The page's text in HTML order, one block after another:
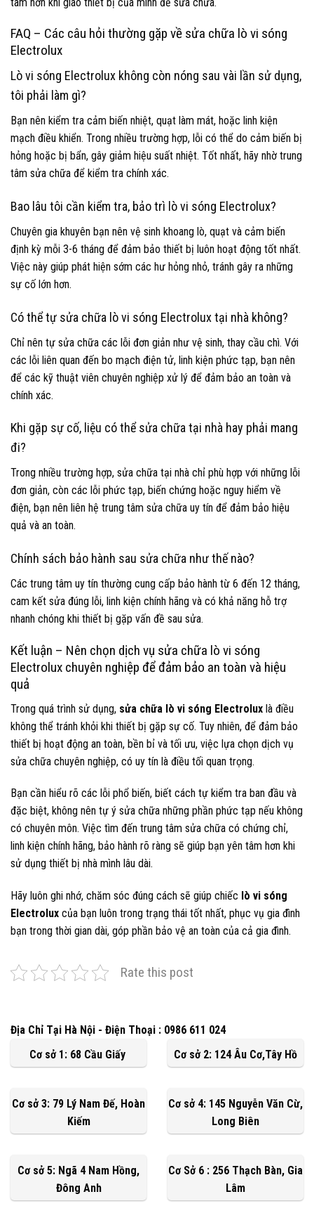
FAQ – Các câu hỏi thường gặp về sửa chữa lò vi sóng
Electrolux
Lò vi sóng Electrolux không còn nóng sau vài lần sử dụng,
tôi phải làm gì?
Bạn nên kiểm tra cảm biến nhiệt, quạt làm mát, hoặc linh kiện
mạch điều khiển. Trong nhiều trường hợp, lỗi có thể do cảm biến bị
hỏng hoặc bị bẩn, gây giảm hiệu suất nhiệt. Tốt nhất, hãy nhờ trung
tâm sửa chữa để kiểm tra chính xác.
Bao lâu tôi cần kiểm tra, bảo trì lò vi sóng Electrolux?
Chuyên gia khuyên bạn nên vệ sinh khoang lò, quạt và cảm biến
định kỳ mỗi 3-6 tháng để đảm bảo thiết bị luôn hoạt động tốt nhất.
Việc này giúp phát hiện sớm các hư hỏng nhỏ, tránh gây ra những
sự cố lớn hơn.
Có thể tự sửa chữa lò vi sóng Electrolux tại nhà không?
Chỉ nên tự sửa chữa các lỗi đơn giản như vệ sinh, thay cầu chì. Với
các lỗi liên quan đến bo mạch điện tử, linh kiện phức tạp, bạn nên
để các kỹ thuật viên chuyên nghiệp xử lý để đảm bảo an toàn và
chính xác.
Khi gặp sự cố, liệu có thể sửa chữa tại nhà hay phải mang
đi?
Trong nhiều trường hợp, sửa chữa tại nhà chỉ phù hợp với những lỗi
đơn giản, còn các lỗi phức tạp, biến chứng hoặc nguy hiểm về
điện, bạn nên liên hệ trung tâm sửa chữa uy tín để đảm bảo hiệu
quả và an toàn.
Chính sách bảo hành sau sửa chữa như thế nào?
Các trung tâm uy tín thường cung cấp bảo hành từ 6 đến 12 tháng,
cam kết sửa đúng lỗi, linh kiện chính hãng và có khả năng hỗ trợ
nhanh chóng khi thiết bị gặp vấn đề sau sửa.
Kết luận – Nên chọn dịch vụ sửa chữa lò vi sóng
Electrolux chuyên nghiệp để đảm bảo an toàn và hiệu
quả
Trong quá trình sử dụng, sửa chữa lò vi sóng Electrolux là điều
không thể tránh khỏi khi thiết bị gặp sự cố. Tuy nhiên, để đảm bảo
thiết bị hoạt động an toàn, bền bỉ và tối ưu, việc lựa chọn dịch vụ
sửa chữa chuyên nghiệp, có uy tín là điều tối quan trọng.
Bạn cần hiểu rõ các lỗi phổ biến, biết cách tự kiểm tra ban đầu và
đặc biệt, không nên tự ý sửa chữa những phần phức tạp nếu không
có chuyên môn. Việc tìm đến trung tâm sửa chữa có chứng chỉ,
linh kiện chính hãng, bảo hành rõ ràng sẽ giúp bạn yên tâm hơn khi
sử dụng thiết bị nhà mình lâu dài.
Hãy luôn ghi nhớ, chăm sóc đúng cách sẽ giúp chiếc lò vi sóng
Electrolux của bạn luôn trong trạng thái tốt nhất, phục vụ gia đình
bạn trong thời gian dài, góp phần bảo vệ an toàn của cả gia đình.
Rate this post
Địa Chỉ Tại Hà Nội - Điện Thoại : 0986 611 024
Cơ sở 1: 68 Cầu Giấy
Cơ sở 2: 124 Âu Cơ,Tây Hồ
Cơ sở 3: 79 Lý Nam Đế, Hoàn
Kiếm
Cơ sở 4: 145 Nguyễn Văn Cừ,
Long Biên
Cơ sở 5: Ngã 4 Nam Hồng,
Đông Anh
Cơ Sở 6 : 256 Thạch Bàn, Gia
Lâm